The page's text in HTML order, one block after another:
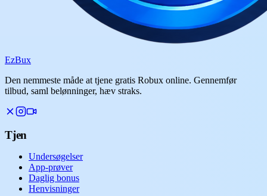
EzBux
Den nemmeste måde at tjene gratis Robux online. Gennemfør
tilbud, saml belønninger, hæv straks.
Tjen
Undersøgelser
App-prøver
Daglig bonus
Henvisninger